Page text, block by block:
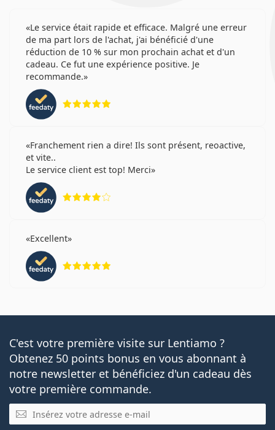
Le service était rapide et efficace. Malgré une erreur
de ma part lors de l'achat, j'ai bénéficié d'une
réduction de 10 % sur mon prochain achat et d'un
cadeau. Ce fut une expérience positive. Je
recommande.
Franchement rien a dire! Ils sont présent, reoactive,
et vite..
Le service client est top! Merci
Excellent
C'est votre première visite sur Lentiamo ?
Obtenez 50 points bonus en vous abonnant à
notre newsletter et bénéficiez d'un cadeau dès
votre première commande.
E-mail